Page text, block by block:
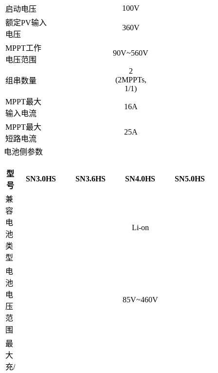
启动电压
100V
额定PV输入
电压
360V
MPPT工作
电压范围
90V~560V
组串数量
2
(2MPPTs,
1/1)
MPPT最大
输入电流
16A
MPPT最大
短路电流
25A
电池侧参数
型
号
SN3.0HS SN3.6HS SN4.0HS SN5.0HS
兼
容
电
池
类
型
Li-on
电
池
电
压
范
围
85V~460V
最
大
充/